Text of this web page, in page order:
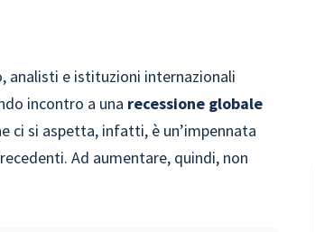
analisti e istituzioni internazionali
incontro a una recessione globale
ci si aspetta, infatti, è un’impennata
Ad aumentare, quindi, non